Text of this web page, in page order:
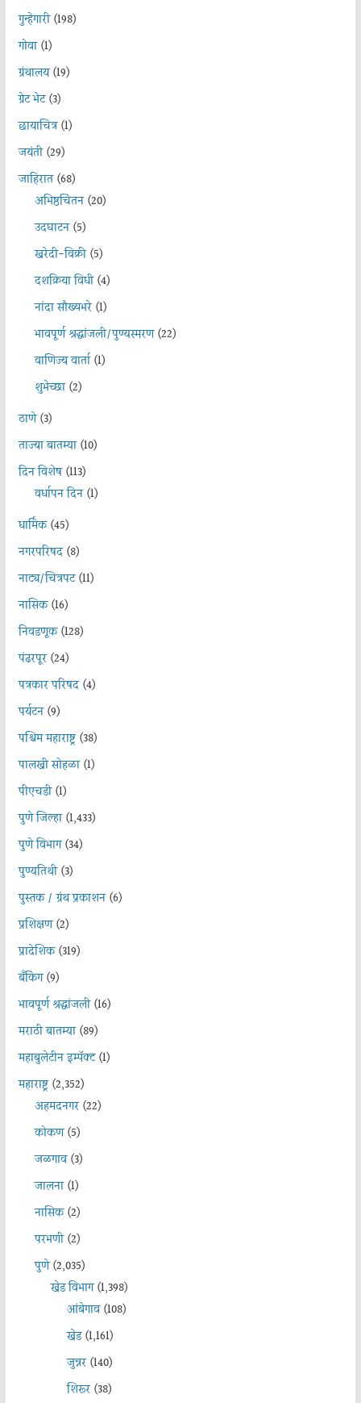
गुन्हेगारी(198)
गोवा(1)
ग्रंथालय(19)
ग्रेट भेट(3)
छायाचित्र(1)
जयंती(29)
जाहिरात(68)
अभिष्ठचिंतन(20)
उदघाटन(5)
खरेदी-विक्री(5)
दशक्रिया विधी(4)
नांदा सौख्यभरे(1)
भावपूर्ण श्रद्धांजली/पुण्यस्मरण(22)
वाणिज्य वार्ता(1)
शुभेच्छा(2)
ठाणे(3)
ताज्या बातम्या(10)
दिन विशेष(113)
वर्धापन दिन(1)
धार्मिक(45)
नगरपरिषद(8)
नाट्य/चित्रपट(11)
नासिक(16)
निवडणूक(128)
पंढरपूर(24)
पत्रकार परिषद(4)
पर्यटन(9)
पश्चिम महाराष्ट्र(38)
पालखी सोहळा(1)
पीएचडी(1)
पुणे जिल्हा(1,433)
पुणे विभाग(34)
पुण्यतिथी(3)
पुस्तक / ग्रंथ प्रकाशन(6)
प्रशिक्षण(2)
प्रादेशिक(319)
बँकिंग(9)
भावपूर्ण श्रद्धांजली(16)
मराठी बातम्या(89)
महाबुलेटीन इम्पॅक्ट(1)
महाराष्ट्र(2,352)
अहमदनगर(22)
कोकण(5)
जळगाव(3)
जालना(1)
नासिक(2)
परभणी(2)
पुणे(2,035)
खेड विभाग(1,398)
आंबेगाव(108)
खेड(1,161)
जुन्नर(140)
शिरूर(38)